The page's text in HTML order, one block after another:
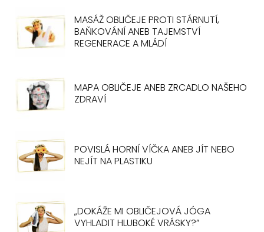
MASÁŽ OBLIČEJE PROTI STÁRNUTÍ,
BAŇKOVÁNÍ ANEB TAJEMSTVÍ
REGENERACE A MLÁDÍ
MAPA OBLIČEJE ANEB ZRCADLO NAŠEHO
ZDRAVÍ
POVISLÁ HORNÍ VÍČKA ANEB JÍT NEBO
NEJÍT NA PLASTIKU
„DOKÁŽE MI OBLIČEJOVÁ JÓGA
VYHLADIT HLUBOKÉ VRÁSKY?”